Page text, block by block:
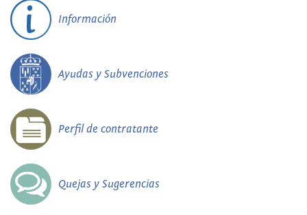
Información
Ayudas y Subvenciones
Perfil de contratante
Quejas y Sugerencias